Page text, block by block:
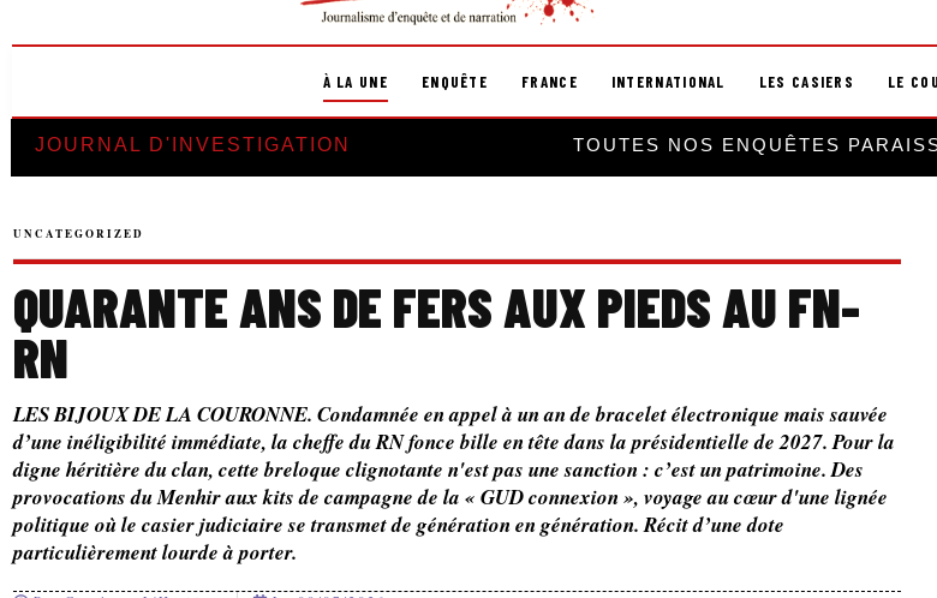
À LA UNE ENQUÊTE FRANCE INTERNATIONAL LES CASIERS LE
JOURNAL D'INVESTIGATION TOUTES NOS ENQUÊTES
UNCATEGORIZED
QUARANTE ANS DE FERS AUX PIEDS AU FN-
RN
LES BIJOUX DE LA COURONNE. Condamnée en appel à un an de bracelet électronique mais sauvée
d’une inéligibilité immédiate, la cheffe du RN fonce bille en tête dans la présidentielle de 2027. Pour la
digne héritière du clan, cette breloque clignotante n'est pas une sanction : c’est un patrimoine. Des
provocations du Menhir aux kits de campagne de la « GUD connexion », voyage au cœur d'une lignée
politique où le casier judiciaire se transmet de génération en génération. Récit d’une dote
particulièrement lourde à porter.